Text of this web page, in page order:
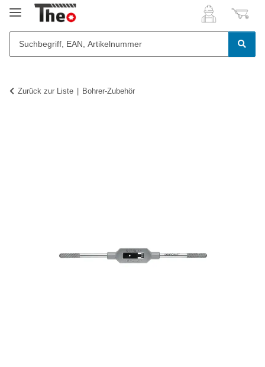
Zurück zur Liste Bohrer-Zubehör